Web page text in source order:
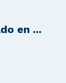
en ...